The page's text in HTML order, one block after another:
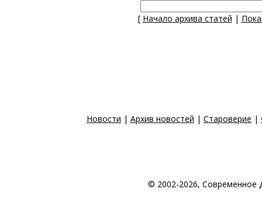
[ Начало архива статей |
Новости | Архив новостей | Староверие |
© 2002-2026, Современное